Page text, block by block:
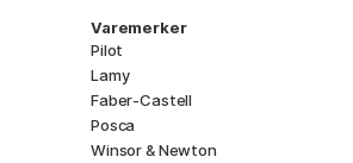
Varemerker
Pilot
Lamy
Faber-Castell
Posca
Winsor & Newton